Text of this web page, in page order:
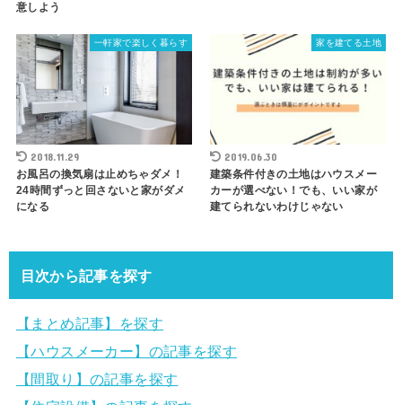
意しよう
一軒家で楽しく暮らす
2018.11.29
お風呂の換気扇は止めちゃダメ！
24時間ずっと回さないと家がダメ
になる
家を建てる土地
2019.06.30
建築条件付きの土地はハウスメー
カーが選べない！でも、いい家が
建てられないわけじゃない
目次から記事を探す
【まとめ記事】を探す
【ハウスメーカー】の記事を探す
【間取り】の記事を探す